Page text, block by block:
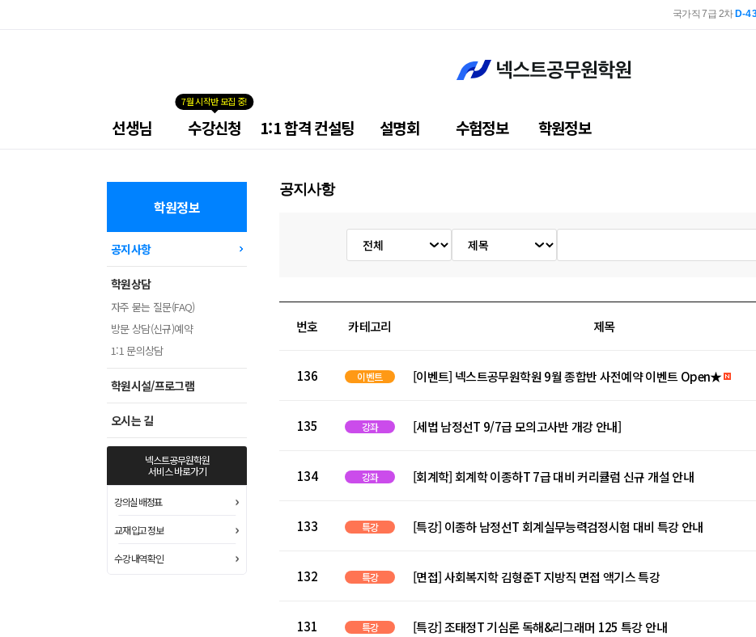
국가직 7급 2차 D-
선생님
7월 시작반 모집 중!
수강신청 1:1 합격 컨설팅 설명회 수험정보 학원정보
학원정보
공지사항
학원상담
자주 묻는 질문(FAQ)
방문 상담(신규)예약
1:1 문의상담
학원시설/프로그램
오시는 길
넥스트공무원학원
서비스 바로가기
강의실 배정표
교재 입고 정보
수강 내역 확인
공지사항
번호 카테고리 제목
136 이벤트 [이벤트] 넥스트공무원학원 9월 종합반 사전예약 이벤트 Open★
135 강좌 [세법 남정선T 9/7급 모의고사반 개강 안내]
134 강좌 [회계학] 회계학 이종하T 7급 대비 커리큘럼 신규 개설 안내
133 특강 [특강] 이종하 남정선T 회계실무능력검정시험 대비 특강 안내
132 특강 [면접] 사회복지학 김형준T 지방직 면접 액기스 특강
131 특강 [특강] 조태정T 기심론 독해&리그래머 125 특강 안내